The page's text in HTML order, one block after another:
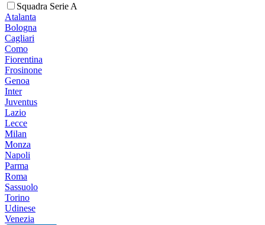
Squadra Serie A
Atalanta
Bologna
Cagliari
Como
Fiorentina
Frosinone
Genoa
Inter
Juventus
Lazio
Lecce
Milan
Monza
Napoli
Parma
Roma
Sassuolo
Torino
Udinese
Venezia